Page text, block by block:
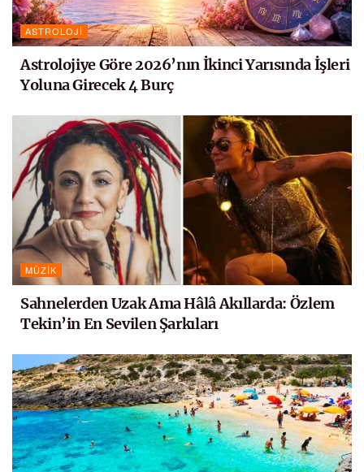
ASTROLOJI
Astrolojiye Göre 2026’nın İkinci Yarısında İşleri
Yoluna Girecek 4 Burç
MÜZIK
Sahnelerden Uzak Ama Hâlâ Akıllarda: Özlem
Tekin’in En Sevilen Şarkıları